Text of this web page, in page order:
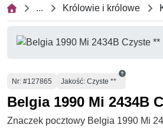
... Królowie i królowe
Numer
Nr: #127865 Jakość: Czyste **
Belgia 1990 Mi 2434B
Znaczek pocztowy Belgia 1990 Mi